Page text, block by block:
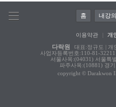
홈 내강
이용약관 개
다락원
대표:정규도 | 개
사업자등록번호:110-81-
서울사옥:(04031) 서울특
파주사옥:(10881) 경
copyright © Darakwon